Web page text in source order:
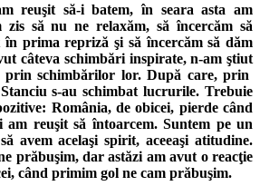
reuşit să-i batem, în seara asta am
zis să nu ne relaxăm, să încercăm să
prima repriză şi să încercăm să dăm
câteva schimbări inspirate, n-am ştiut
prin schimbărilor lor. După care, prin
s-au schimbat lucrurile. Trebuie
România, de obicei, pierde când
reuşit să întoarcem. Suntem pe un
avem acelaşi spirit, aceeaşi atitudine.
prăbuşim, dar astăzi am avut o reacţie
când primim gol ne cam prăbuşim.